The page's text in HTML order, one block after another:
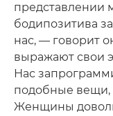
представлении
бодипозитива
нас, — говорит
выражают свои
Нас
подобные вещи,
Женщины